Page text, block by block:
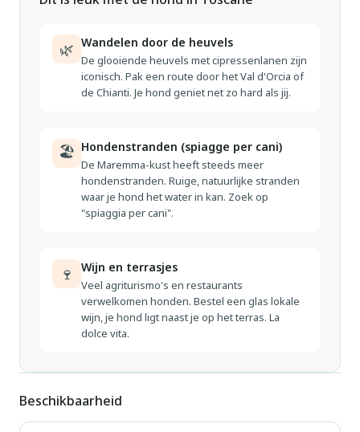
🌿 Wandelen door de heuvels
De glooiende heuvels met cipressenlanen zijn
iconisch. Pak een route door het Val d'Orcia of
de Chianti. Je hond geniet net zo hard als jij.
🏖 Hondenstranden (spiagge per cani)
De Maremma-kust heeft steeds meer
hondenstranden. Ruige, natuurlijke stranden
waar je hond het water in kan. Zoek op
"spiaggia per cani".
🍷 Wijn en terrasjes
Veel agriturismo's en restaurants
verwelkomen honden. Bestel een glas lokale
wijn, je hond ligt naast je op het terras. La
dolce vita.
Beschikbaarheid